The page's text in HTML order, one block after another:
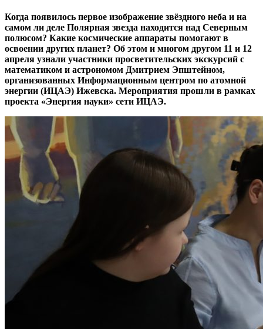
Когда появилось первое изображение звёздного неба и на
самом ли деле Полярная звезда находится над Северным
полюсом? Какие космические аппараты помогают в
освоении других планет? Об этом и многом другом 11 и 12
апреля узнали участники просветительских экскурсий с
математиком и астрономом Дмитрием Эпштейном,
организованных Информационным центром по атомной
энергии (ИЦАЭ) Ижевска. Мероприятия прошли в рамках
проекта «Энергия науки» сети ИЦАЭ.